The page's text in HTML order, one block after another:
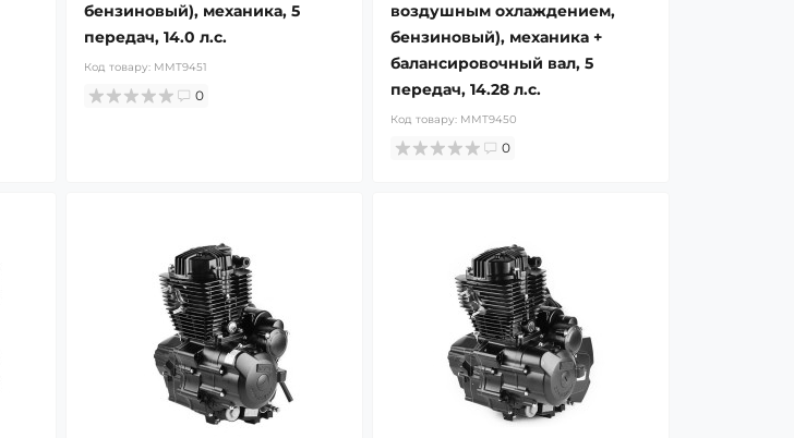
бензиновый), механика, 5
передач, 14.0 л.с.
Код товару: MMT9451
0
воздушным охлаждением,
бензиновый), механика +
балансировочный вал, 5
передач, 14.28 л.с.
Код товару: MMT9450
0